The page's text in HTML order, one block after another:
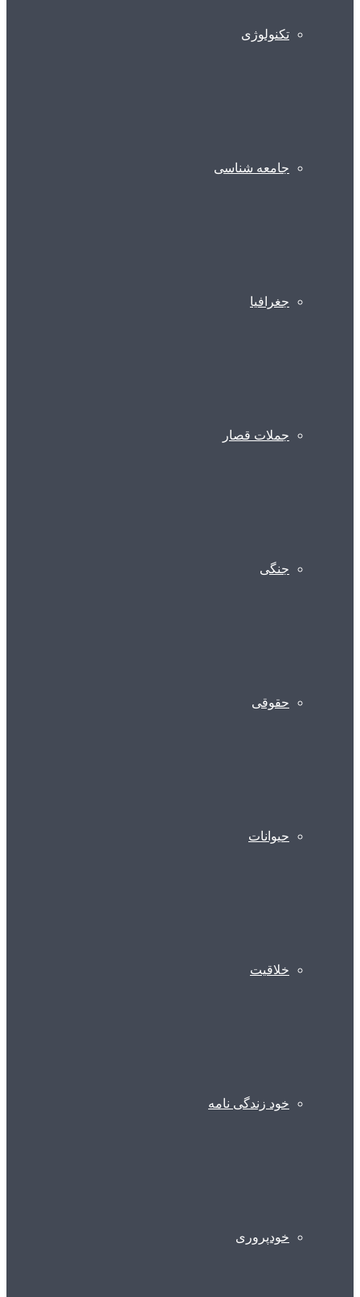
تکنولوژی
جامعه شناسی
جغرافیا
جملات قصار
جنگی
حقوقی
حیوانات
خلاقیت
خود زندگی نامه
خودپروری